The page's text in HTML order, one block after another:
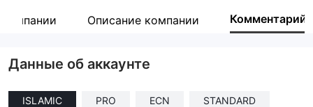
Описание компании Комментарий
Данные об аккаунте
ISLAMIC PRO ECN STANDARD